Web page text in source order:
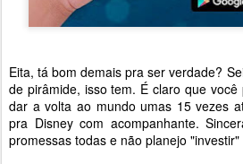
Eita, tá bom demais pra ser verdade?
de pirâmide, isso tem. É claro que
dar a volta ao mundo umas 15 vezes
pra Disney com acompanhante.
promessas todas e não planejo